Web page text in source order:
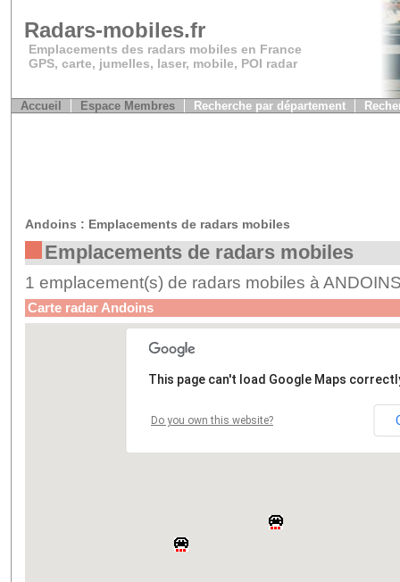
Radars-mobiles.fr
Emplacements des radars mobiles en France
GPS, carte, jumelles, laser, mobile, POI radar
Accueil Espace Membres Recherche par département
Andoins : Emplacements de radars mobiles
Emplacements de radars mobiles
1 emplacement(s) de radars mobiles à
Carte radar Andoins
This page can't load Google Maps
Do you own this website?